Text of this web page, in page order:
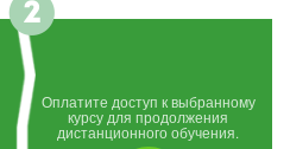
Оплатите доступ к выбранному
курсу для продолжения
дистанционного обучения.